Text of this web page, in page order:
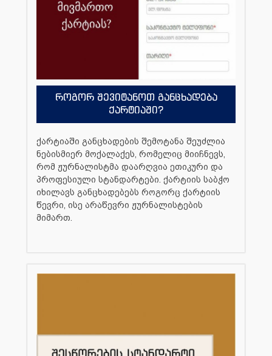
როგორ შევიტანოთ განცხადება
ქარტიაში?
ქარტიაში განცხადების შემოტანა შეუძლია
ნებისმიერ მოქალაქეს, რომელიც მიიჩნევს,
რომ ჟურნალისტმა დაარღვია ეთიკური და
პროფესიული სტანდარტები. ქარტიის საბჭო
იხილავს განცხადებებს როგორც ქარტიის
წევრი, ისე არაწევრი ჟურნალისტების
მიმართ.